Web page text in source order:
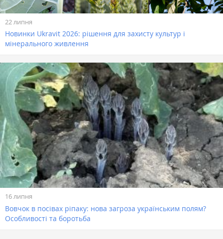
22 липня
Новинки Ukravit 2026: рішення для захисту культур і
мінерального живлення
16 липня
Вовчок в посівах ріпаку: нова загроза українським полям?
Особливості та боротьба